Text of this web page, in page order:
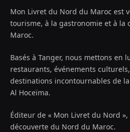
Mon Livret du Nord du Maroc est
tourisme, à la gastronomie et à la
Maroc.
Basés à Tanger, nous mettons en
restaurants, événements
destinations incontournables de
Al Hoceïma.
Éditeur de « Mon Livret du Nord
découverte du Nord du Maroc.